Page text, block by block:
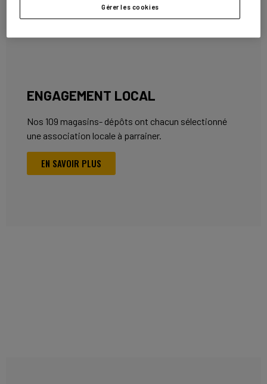
ENGAGEMENT LOCAL
Nos 109 magasins- dépôts ont chacun sélectionné
une association locale à parrainer.
EN SAVOIR PLUS
Gérer les cookies